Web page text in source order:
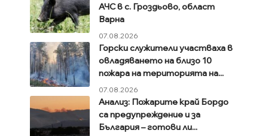
АЧС в с. Гроздьово, област
Варна
07.08.2026
Горски служители участваха в
овладяването на близо 10
пожара на територията на...
07.08.2026
Анализ: Пожарите край Бордо
са предупреждение и за
България – готови ли...